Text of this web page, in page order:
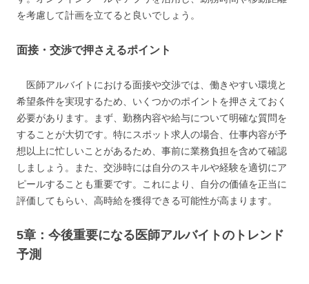
を考慮して計画を立てると良いでしょう。
面接・交渉で押さえるポイント
医師アルバイトにおける面接や交渉では、働きやすい環境と
希望条件を実現するため、いくつかのポイントを押さえておく
必要があります。まず、勤務内容や給与について明確な質問を
することが大切です。特にスポット求人の場合、仕事内容が予
想以上に忙しいことがあるため、事前に業務負担を含めて確認
しましょう。また、交渉時には自分のスキルや経験を適切にア
ピールすることも重要です。これにより、自分の価値を正当に
評価してもらい、高時給を獲得できる可能性が高まります。
5章：今後重要になる医師アルバイトのトレンド
予測